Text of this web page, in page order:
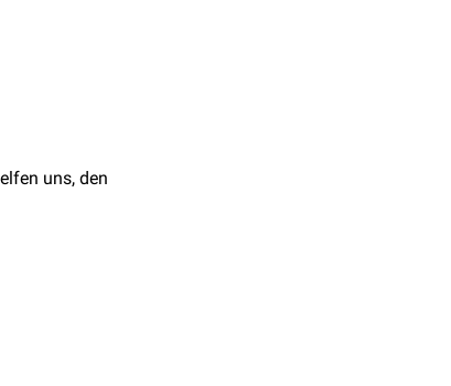
uns, den